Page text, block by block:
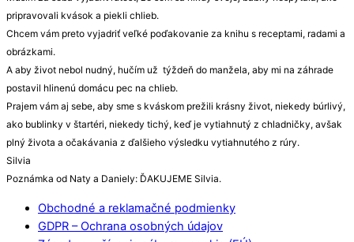
pripravovali kvások a piekli chlieb.
Chcem vám preto vyjadriť veľké poďakovanie za knihu s receptami, radami a
obrázkami.
A aby život nebol nudný, hučím už týždeň do manžela, aby mi na záhrade
postavil hlinenú domácu pec na chlieb.
Prajem vám aj sebe, aby sme s kváskom prežili krásny život, niekedy búrlivý,
ako bublinky v štartéri, niekedy tichý, keď je vytiahnutý z chladničky, avšak
plný života a očakávania z ďalšieho výsledku vytiahnutého z rúry.
Silvia
Poznámka od Naty a Daniely: ĎAKUJEME Silvia.
Obchodné a reklamačné podmienky
GDPR – Ochrana osobných údajov